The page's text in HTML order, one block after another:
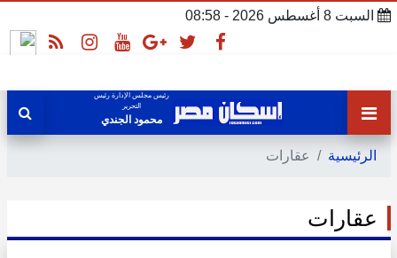
السبت 8 أغسطس 2026 - 08:58
رئيس مجلس الإدارة رئيس
التحرير
محمود الجندي
الرئيسية عقارات
عقارات